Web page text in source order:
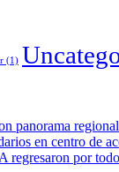
(1)
panorama
en centro de
regresaron por